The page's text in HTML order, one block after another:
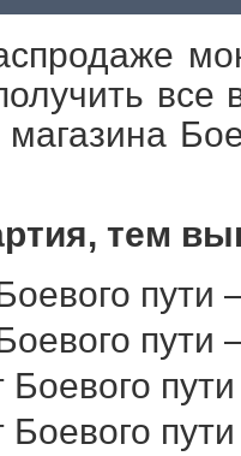
тем
пути
пути
Боевого
Боевого